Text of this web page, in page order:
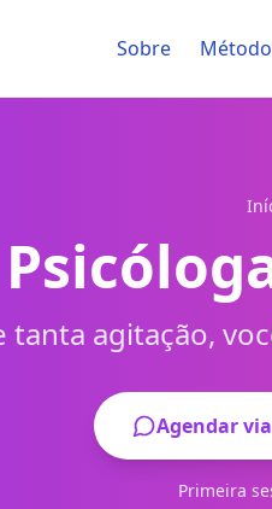
Sobre
tanta agitação,
Agendar
Primeira